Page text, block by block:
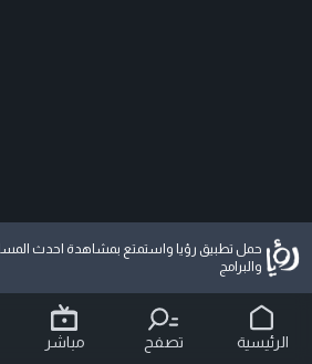
حمل تطبيق رؤيا واستمتع بمشاهدة احدث
والبرامج
الرئيسية تصفح مباشر